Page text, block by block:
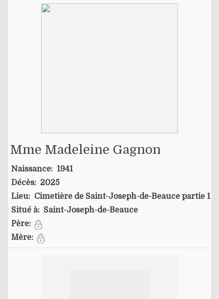
Mme Madeleine Gagnon
Naissance: 1941
Décès: 2025
Lieu: Cimetière de Saint-Joseph-de-Beauce partie 1
Situé à: Saint-Joseph-de-Beauce
Père:
Mère: